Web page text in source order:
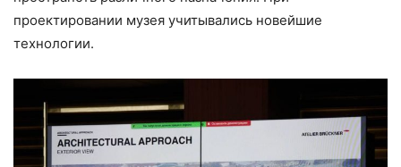
проектировании музея учитывались новейшие
технологии.